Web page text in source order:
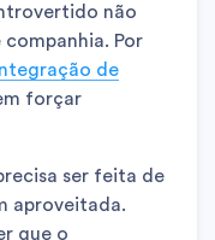
não
Por
de
forçar
ser feita de
aproveitada.
que o